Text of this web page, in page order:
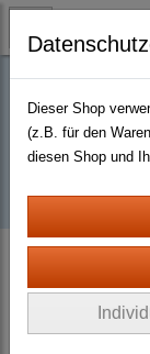
Buy D2R
D2km
D2 Resurrected +
Dieser Shop
(z.B. für den
diesen Shop und